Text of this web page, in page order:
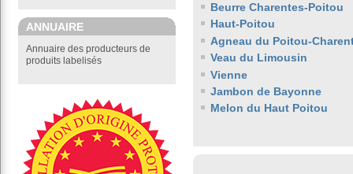
ANNUAIRE
Annuaire des producteurs de
produits labelisés
Beurre Charentes-Poitou
Haut-Poitou
Agneau du Poitou-
Veau du Limousin
Vienne
Jambon de Bayonne
Melon du Haut Poitou